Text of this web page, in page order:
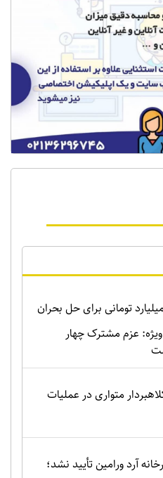
بودجه ۵۰۰ میلیارد تومانی برای حل بحران
ویژه: عزم مشترک چهار
متواری در عملیات
آرد ورامین تأیید نشد؛